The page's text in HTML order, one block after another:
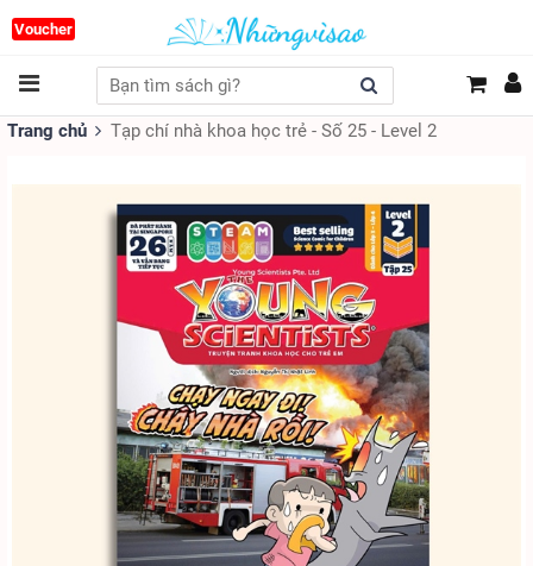
Voucher
Trang chủ Tạp chí nhà khoa học trẻ - Số 25 - Level 2